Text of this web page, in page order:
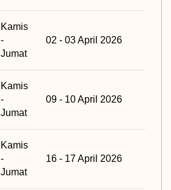
Kamis
-
Jumat
02 - 03 April 2026
Kamis
-
Jumat
09 - 10 April 2026
Kamis
-
Jumat
16 - 17 April 2026